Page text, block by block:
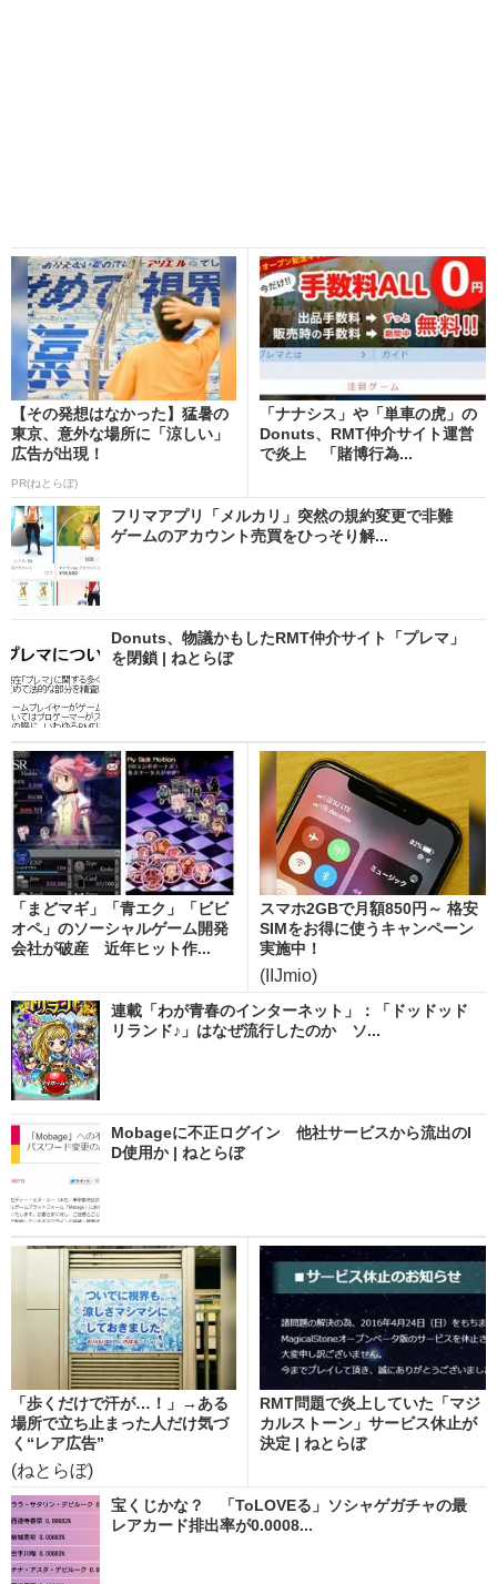
【その発想はなかった】猛暑の
東京、意外な場所に「涼しい」
広告が出現！
PR(ねとらぼ)
「ナナシス」や「単車の虎」の
Donuts、RMT仲介サイト運営
で炎上 「賭博行為...
フリマアプリ「メルカリ」突然の規約変更で非難
ゲームのアカウント売買をひっそり解...
Donuts、物議かもしたRMT仲介サイト「プレマ」
を閉鎖 | ねとらぼ
「まどマギ」「青エク」「ビビ
オペ」のソーシャルゲーム開発
会社が破産 近年ヒット作...
スマホ2GBで月額850円～ 格安
SIMをお得に使うキャンペーン
実施中！
(IIJmio)
連載「わが青春のインターネット」：「ドッドッド
リランド♪」はなぜ流行したのか ソ...
Mobageに不正ログイン 他社サービスから流出のI
D使用か | ねとらぼ
「歩くだけで汗が…！」→ある
場所で立ち止まった人だけ気づ
く“レア広告”
(ねとらぼ)
RMT問題で炎上していた「マジ
カルストーン」サービス休止が
決定 | ねとらぼ
宝くじかな？ 「ToLOVEる」ソシャゲガチャの最
レアカード排出率が0.0008...